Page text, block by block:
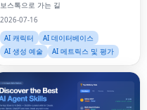
보스톡으로 가는 길
2026-07-16
AI 캐릭터
AI 데이터베이스
AI 생성 예술
AI 메트릭스 및 평가